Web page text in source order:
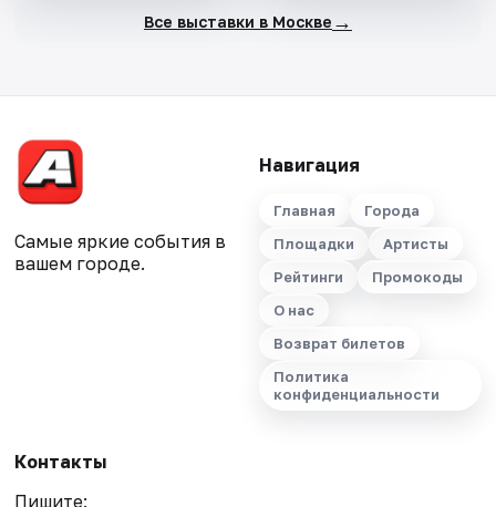
Все выставки в Москве →
Самые яркие события в
вашем городе.
Навигация
Главная
Города
Площадки
Артисты
Рейтинги
Промокоды
О нас
Возврат билетов
Политика
конфиденциальности
Контакты
Пишите: